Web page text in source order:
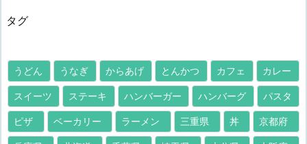
タグ
うどん うなぎ からあげ とんかつ カフェ カレー
スイーツ ステーキ ハンバーガー ハンバーグ パスタ
ピザ ベーカリー ラーメン 三重県 丼 京都府